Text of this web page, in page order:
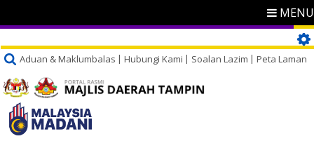
MENU
Aduan & Maklumbalas Hubungi Kami Soalan Lazim Peta Laman